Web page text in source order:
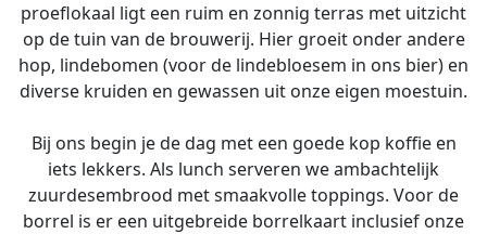
proeflokaal ligt een ruim en zonnig terras met uitzicht
op de tuin van de brouwerij. Hier groeit onder andere
hop, lindebomen (voor de lindebloesem in ons bier) en
diverse kruiden en gewassen uit onze eigen moestuin.
Bij ons begin je de dag met een goede kop koffie en
iets lekkers. Als lunch serveren we ambachtelijk
zuurdesembrood met smaakvolle toppings. Voor de
borrel is er een uitgebreide borrelkaart inclusief onze